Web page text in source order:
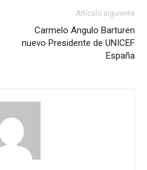
Artículo siguiente
Carmelo Angulo Barturen
nuevo Presidente de UNICEF
España